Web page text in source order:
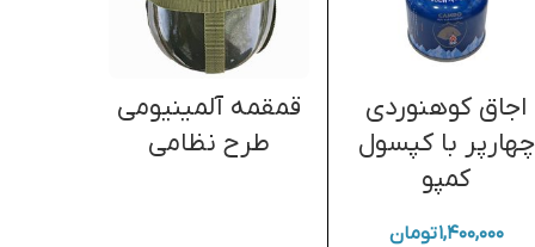
اجاق کوهنوردی
چهارپر با کپسول
کمپو
۱,۴۰۰,۰۰۰تومان
قمقمه آلمینیومی
طرح نظامی